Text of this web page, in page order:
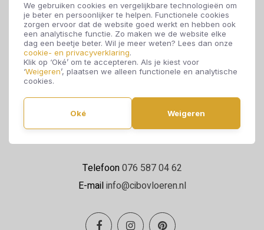
We gebruiken cookies en vergelijkbare technologieën om
je beter en persoonlijker te helpen. Functionele cookies
zorgen ervoor dat de website goed werkt en hebben ook
een analytische functie. Zo maken we de website elke
dag een beetje beter. Wil je meer weten? Lees dan onze
cookie- en privacyverklaring.
Klik op ‘Oké’ om te accepteren. Als je kiest voor
‘Weigeren’, plaatsen we alleen functionele en analytische
cookies.
Oké Weigeren
Cibo Vloeren
4814 NE Breda
Maandag t/m zaterdag 09:00 - 17:00
Telefoon076 587 04 62
E-mailinfo@cibovloeren.nl